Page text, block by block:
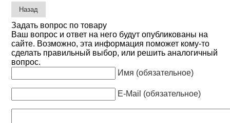
Задать вопрос по товару
Ваш вопрос и ответ на него будут опубликованы на
сайте. Возможно, эта информация поможет кому-то
сделать правильный выбор, или решить аналогичный
вопрос.
Имя (обязательное)
E-Mail (обязательное)